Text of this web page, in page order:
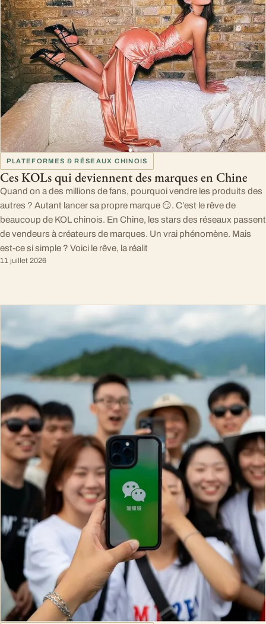
PLATEFORMES & RÉSEAUX CHINOIS
Ces KOLs qui deviennent des marques en Chine
Quand on a des millions de fans, pourquoi vendre les produits des
autres ? Autant lancer sa propre marque 😏. C’est le rêve de
beaucoup de KOL chinois. En Chine, les stars des réseaux passent
de vendeurs à créateurs de marques. Un vrai phénomène. Mais
est-ce si simple ? Voici le rêve, la réalit
11 juillet 2026